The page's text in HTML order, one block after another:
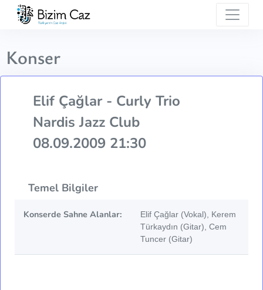
Konser
Elif Çağlar - Curly Trio
Nardis Jazz Club
08.09.2009 21:30
Temel Bilgiler
Konserde Sahne Alanlar:
Elif Çağlar (Vokal), Kerem
Türkaydın (Gitar), Cem
Tuncer (Gitar)